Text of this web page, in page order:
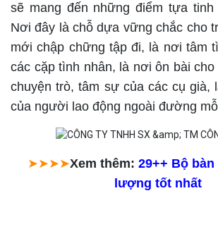
sẽ mang đến những điểm tựa tinh
Nơi đây là chỗ dựa vững chắc cho
mới chập chững tập đi, là nơi tâm
các cặp tình nhân, là nơi ôn bài
chuyện trò, tâm sự của các cụ già,
của người lao động ngoài đường
➤➤➤➤Xem thêm: 29++ Bộ
lượng tốt nhất